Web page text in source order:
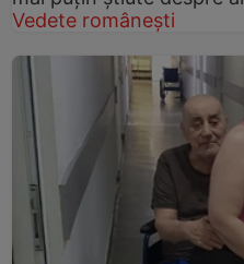
Vedete românești